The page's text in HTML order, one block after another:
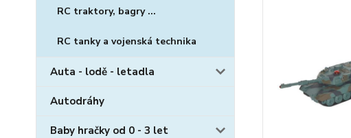
RC traktory, bagry ...
RC tanky a vojenská technika
Auta - lodě - letadla
Autodráhy
Baby hračky od 0 - 3 let